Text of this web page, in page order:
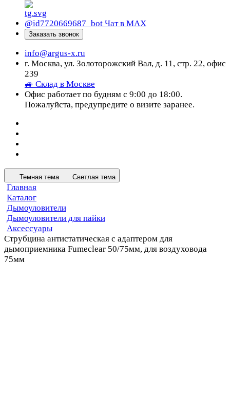
@id7720669687_bot Чат в МАХ
Заказать звонок
info@argus-x.ru
г. Москва, ул. Золоторожский Вал, д. 11, стр. 22, офис
239
🚙 Склад в Москве
Офис работает по будням с 9:00 до 18:00.
Пожалуйста, предупредите о визите заранее.
Темная тема Светлая тема
Главная
Каталог
Дымоуловители
Дымоуловители для пайки
Аксессуары
Струбцина антистатическая с адаптером для
дымоприемника Fumeclear 50/75мм, для воздуховода
75мм